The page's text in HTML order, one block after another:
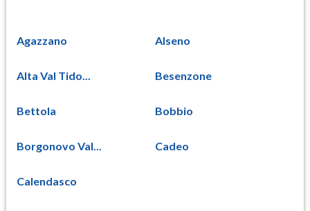
Agazzano Alseno
Alta Val Tido... Besenzone
Bettola Bobbio
Borgonovo Val... Cadeo
Calendasco